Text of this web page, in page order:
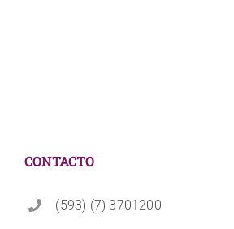
CONTACTO
(593) (7) 3701200